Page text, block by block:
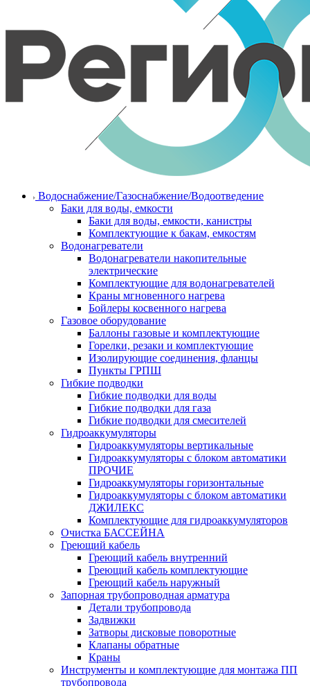
Водоснабжение/Газоснабжение/Водоотведение
Баки для воды, емкости
Баки для воды, емкости, канистры
Комплектующие к бакам, емкостям
Водонагреватели
Водонагреватели накопительные
электрические
Комплектующие для водонагревателей
Краны мгновенного нагрева
Бойлеры косвенного нагрева
Газовое оборудование
Баллоны газовые и комплектующие
Горелки, резаки и комплектующие
Изолирующие соединения, фланцы
Пункты ГРПШ
Гибкие подводки
Гибкие подводки для воды
Гибкие подводки для газа
Гибкие подводки для смесителей
Гидроаккумуляторы
Гидроаккумуляторы вертикальные
Гидроаккумуляторы с блоком автоматики
ПРОЧИЕ
Гидроаккумуляторы горизонтальные
Гидроаккумуляторы с блоком автоматики
ДЖИЛЕКС
Комплектующие для гидроаккумуляторов
Очистка БАССЕЙНА
Греющий кабель
Греющий кабель внутренний
Греющий кабель комплектующие
Греющий кабель наружный
Запорная трубопроводная арматура
Детали трубопровода
Задвижки
Затворы дисковые поворотные
Клапаны обратные
Краны
Инструменты и комплектующие для монтажа ПП
трубопровода